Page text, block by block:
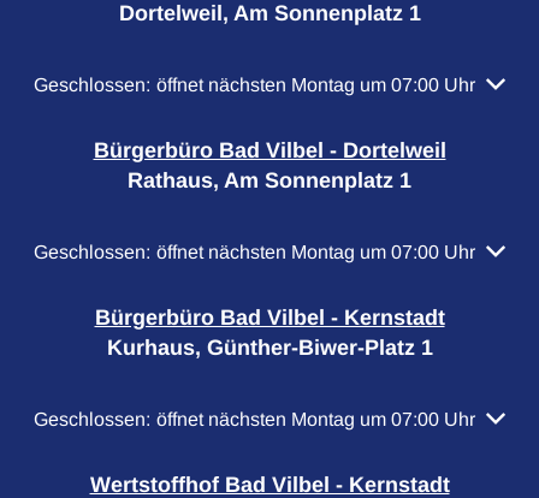
Dortelweil, Am Sonnenplatz 1
Klicken, um weitere Öffnungs- oder Schließzeiten
Geschlossen: öffnet nächsten Montag um 07:00 Uhr
Bürgerbüro Bad Vilbel - Dortelweil
Rathaus, Am Sonnenplatz 1
Klicken, um weitere Öffnungs- oder Schließzeiten
Geschlossen: öffnet nächsten Montag um 07:00 Uhr
Bürgerbüro Bad Vilbel - Kernstadt
Kurhaus, Günther-Biwer-Platz 1
Klicken, um weitere Öffnungs- oder Schließzeiten
Geschlossen: öffnet nächsten Montag um 07:00 Uhr
Wertstoffhof Bad Vilbel - Kernstadt